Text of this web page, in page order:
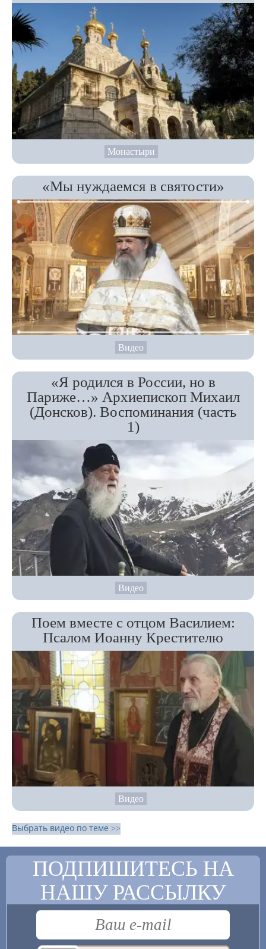
Монастыри
«Мы нуждаемся в святости»
Видео
«Я родился в России, но в
Париже…» Архиепископ Михаил
(Донсков). Воспоминания (часть
1)
Видео
Поем вместе с отцом Василием:
Псалом Иоанну Крестителю
Видео
Выбрать видео по теме >>
ПОДПИШИТЕСЬ НА
НАШУ РАССЫЛКУ